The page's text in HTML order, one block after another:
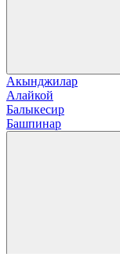
Акынджилар
Алайкой
Балыкесир
Башпинар